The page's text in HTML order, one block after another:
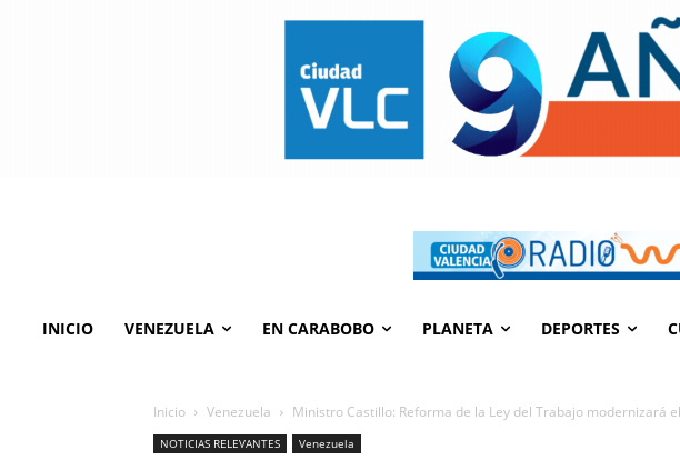
INICIO VENEZUELA EN CARABOBO PLANETA DEPORTES
Inicio Venezuela Ministro Castillo: Reforma de la Ley del Trabajo modernizará
NOTICIAS RELEVANTES Venezuela